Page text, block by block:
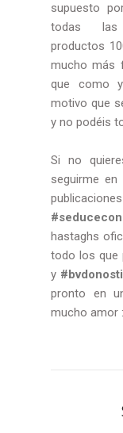
supuesto
todas las
productos
mucho más
que como
motivo que
y no podéis
Si no
seguirme en
hastaghs
todo los que
y
pronto en
mucho amor